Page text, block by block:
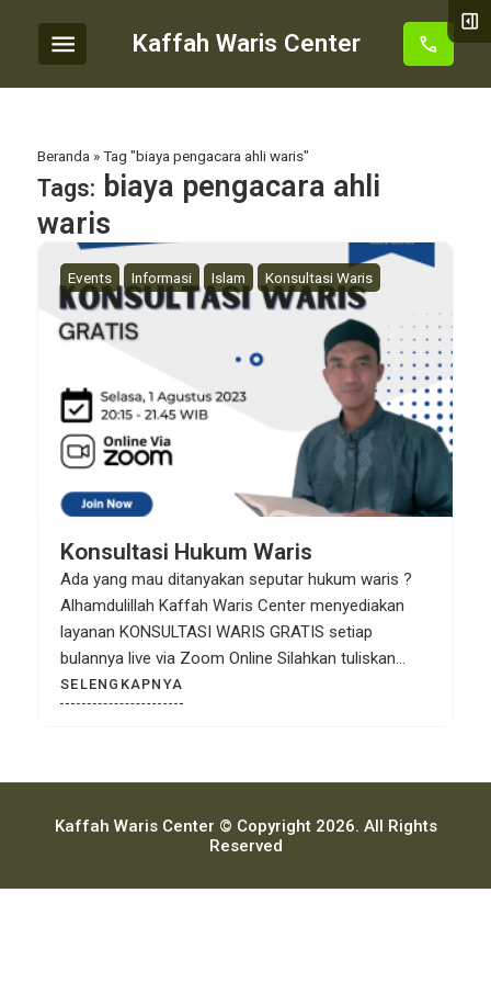
menu Kaffah Waris Center call
Beranda »Tag "biaya pengacara ahli waris"
Tags: biaya pengacara ahli
waris
Events Informasi Islam Konsultasi Waris
Konsultasi Hukum Waris
Ada yang mau ditanyakan seputar hukum waris ?
Alhamdulillah Kaffah Waris Center menyediakan
layanan KONSULTASI WARIS GRATIS setiap
bulannya live via Zoom Online Silahkan tuliskan
Gambaran Kasus Waris nya jika ada, klik disini !
(kalau tidak ada, boleh dikosongkan jika hanya mau
dibahas […]
SELENGKAPNYA
right_panel_open
Kaffah Waris Center © Copyright 2026. All Rights
Reserved